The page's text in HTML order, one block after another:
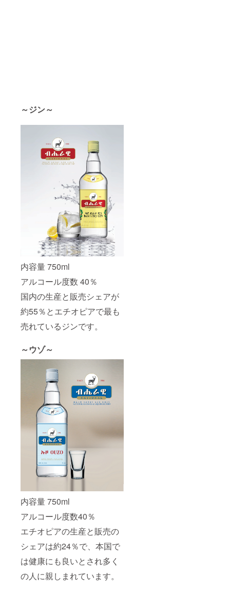
～ジン～
内容量 750ml
アルコール度数 40％
国内の生産と販売シェアが
約55％とエチオピアで最も
売れているジンです。
～ウゾ～
内容量 750ml
アルコール度数40％
エチオピアの生産と販売の
シェアは約24％で、本国で
は健康にも良いとされ多く
の人に親しまれています。